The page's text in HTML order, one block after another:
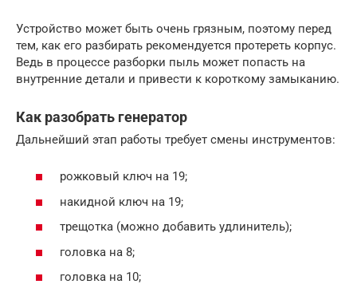
Устройство может быть очень грязным, поэтому перед
тем, как его разбирать рекомендуется протереть корпус.
Ведь в процессе разборки пыль может попасть на
внутренние детали и привести к короткому замыканию.
Как разобрать генератор
Дальнейший этап работы требует смены инструментов:
рожковый ключ на 19;
накидной ключ на 19;
трещотка (можно добавить удлинитель);
головка на 8;
головка на 10;